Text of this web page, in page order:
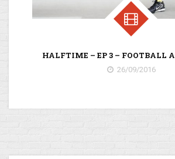
HALFTIME – EP 3 – FOOTBALL
26/09/2016